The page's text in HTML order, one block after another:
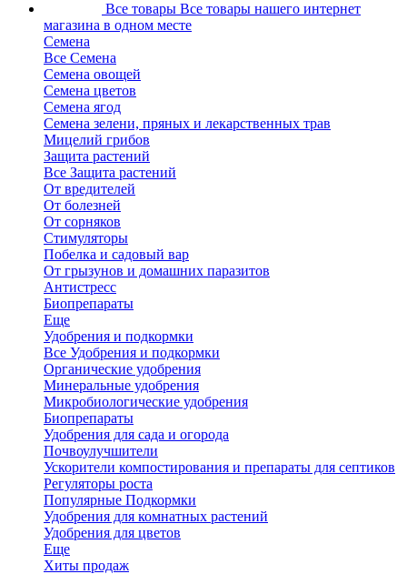
Все товары Все товары нашего интернет
магазина в одном месте
Семена
Все Семена
Семена овощей
Семена цветов
Семена ягод
Семена зелени, пряных и лекарственных трав
Мицелий грибов
Защита растений
Все Защита растений
От вредителей
От болезней
От сорняков
Стимуляторы
Побелка и садовый вар
От грызунов и домашних паразитов
Антистресс
Биопрепараты
Еще
Удобрения и подкормки
Все Удобрения и подкормки
Органические удобрения
Минеральные удобрения
Микробиологические удобрения
Биопрепараты
Удобрения для сада и огорода
Почвоулучшители
Ускорители компостирования и препараты для септиков
Регуляторы роста
Популярные Подкормки
Удобрения для комнатных растений
Удобрения для цветов
Еще
Хиты продаж